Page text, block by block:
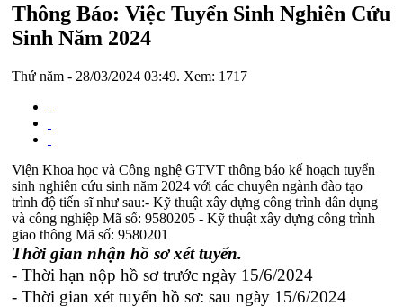
Thông Báo: Việc Tuyển Sinh Nghiên Cứu
Sinh Năm 2024
Thứ năm - 28/03/2024 03:49. Xem: 1717
Viện Khoa học và Công nghệ GTVT thông báo kế hoạch tuyển
sinh nghiên cứu sinh năm 2024 với các chuyên ngành đào tạo
trình độ tiến sĩ như sau:- Kỹ thuật xây dựng công trình dân dụng
và công nghiệp Mã số: 9580205 - Kỹ thuật xây dựng công trình
giao thông Mã số: 9580201
Thời gian nhận hồ sơ xét tuyển.
- Thời hạn nộp hồ sơ trước ngày 15/6/2024
- Thời gian xét tuyển hồ sơ: sau ngày 15/6/2024